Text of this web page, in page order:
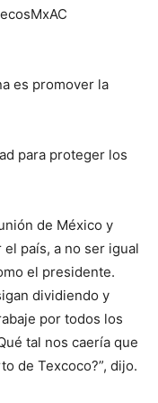
es promover la
para proteger los
de México y
país, a no ser igual
el presidente.
dividiendo y
por todos los
tal nos caería que
de Texcoco?”, dijo.